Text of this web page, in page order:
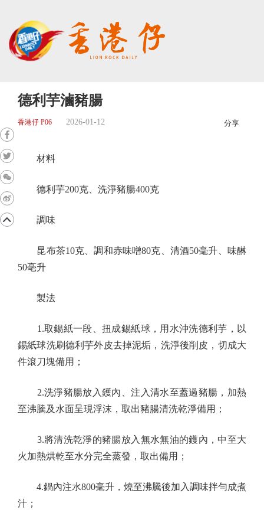
德利芋滷豬腸
香港仔 P06 2026-01-12 分享
材料
德利芋200克、洗淨豬腸400克
調味
昆布茶10克、調和赤味噌80克、清酒50毫升、味醂
50亳升
製法
1.取錫紙一段、扭成錫紙球，用水沖洗德利芋，以
錫紙球洗刷德利芋外皮去掉泥垢，洗淨後削皮，切成大
件滾刀塊備用；
2.洗淨豬腸放入鑊內、注入清水至蓋過豬腸，加熱
至沸騰及水面呈現浮沫，取出豬腸清洗乾淨備用；
3.將清洗乾淨的豬腸放入無水無油的鑊內，中至大
火加熱烘乾至水分完全蒸發，取出備用；
4.鍋內注水800毫升，燒至沸騰後加入調味拌勻成煮
汁；